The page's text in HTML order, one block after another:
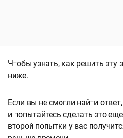
Чтобы узнать, как решить эту
ниже.
Если вы не смогли найти
и попытайтесь сделать это
второй попытки у вас